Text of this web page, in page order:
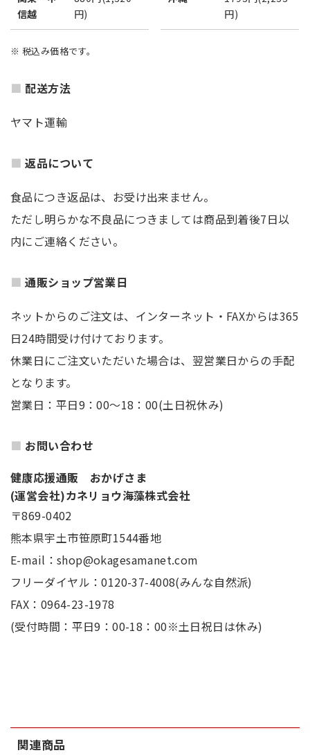
信越
円)
円)
※ 税込み価格です。
配送方法
ヤマト運輸
返品について
食品につき返品は、お受け出来ません。
ただし明らかな不良品につきましては商品到着後7日以
内にご連絡ください。
通販ショップ営業日
ネットからのご注文は、インターネット・FAXからは365
日24時間受け付けております。
休業日にご注文いただいた場合は、翌営業日からの手配
となります。
営業日：平日9：00～18：00(土日祝休み)
お問い合わせ
健康応援通販 おかげさま
(運営会社)カネリョウ海藻株式会社
〒869-0402
熊本県宇土市笹原町1544番地
E-mail：shop@okagesamanet.com
フリーダイヤル：0120-37-4008(みんな自然派)
FAX：0964-23-1978
(受付時間：平日9：00-18：00※土日祝日は休み)
関連商品